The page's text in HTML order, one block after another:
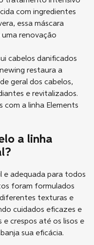
com ingredientes
essa máscara
renovação
cabelos danificados
restaura a
geral dos cabelos,
e revitalizados.
com a linha Elements
a linha
e adequada para todos
foram formulados
texturas e
cuidados eficazes e
e crespos até os lisos e
sua eficácia.